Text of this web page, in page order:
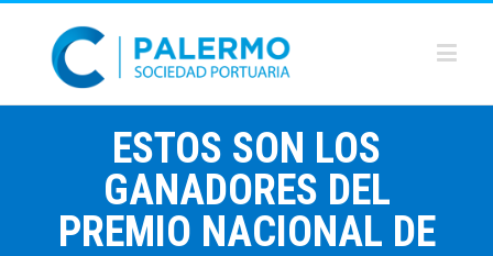
ESTOS SON LOS
GANADORES DEL
PREMIO NACIONAL DE